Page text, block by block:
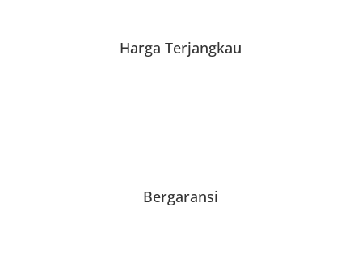
Harga Terjangkau
Bergaransi